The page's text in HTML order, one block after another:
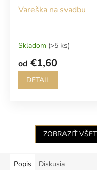
Vareška na svadbu
Skladom (>5 ks)
od €1,60
DETAIL
ZOBRAZIŤ
Popis Diskusia